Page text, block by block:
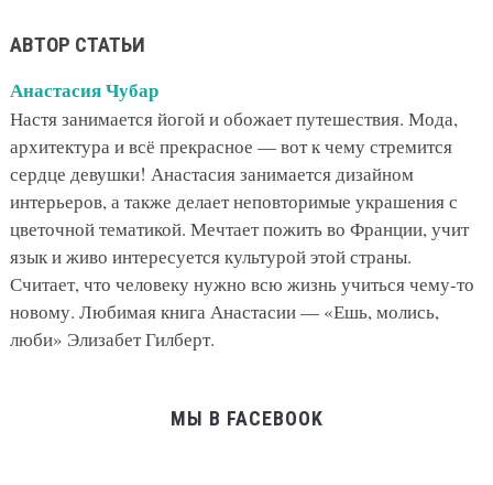
АВТОР СТАТЬИ
Анастасия Чубар
Настя занимается йогой и обожает путешествия. Мода,
архитектура и всё прекрасное — вот к чему стремится
сердце девушки! Анастасия занимается дизайном
интерьеров, а также делает неповторимые украшения с
цветочной тематикой. Мечтает пожить во Франции, учит
язык и живо интересуется культурой этой страны.
Считает, что человеку нужно всю жизнь учиться чему-то
новому. Любимая книга Анастасии — «Ешь, молись,
люби» Элизабет Гилберт.
МЫ В FACEBOOK